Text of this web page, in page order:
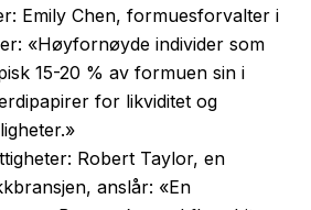
Emily Chen, formuesforvalter i
«Høyfornøyde individer som
15-20 % av formuen sin i
for likviditet og
Robert Taylor, en
anslår: «En